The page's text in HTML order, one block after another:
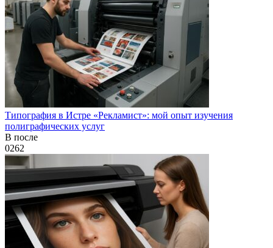
Типография в Истре «Рекламист»: мой опыт изучения
полиграфических услуг
В после
0262